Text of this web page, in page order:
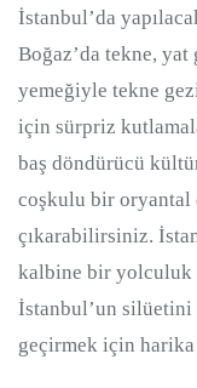
İstanbul’da
Boğaz’da tekne, yat
yemeğiyle tekne
için sürpriz
baş döndürücü
coşkulu bir oryantal
çıkarabilirsiniz.
kalbine bir yolculuk
İstanbul’un silüetini
geçirmek için